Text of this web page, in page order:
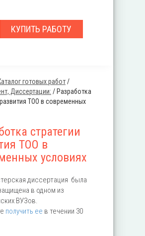
готовых работ/
Диссертации: / Разработка
ТОО в современных
стратегии
ТОО в
условиях
диссертация была
в одном из
ВУЗов.
получить ее в течении 30
КУПИТЬ РАБОТУ